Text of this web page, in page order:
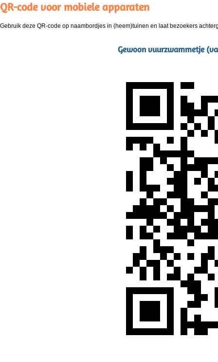
QR-code voor mobiele apparaten
Gebruik deze QR-code op naambordjes in (heem)tuinen en laat bezoekers
Gewoon vuurzwammetje